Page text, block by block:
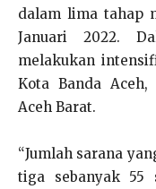
dalam lima tahap
Januari 2022.
melakukan
Kota Banda Aceh,
Aceh Barat.
“Jumlah sarana
tiga sebanyak 55